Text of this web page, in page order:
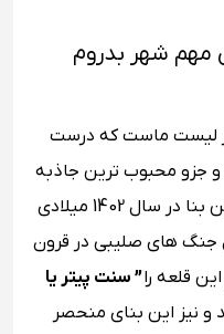
مهم شهر بدروم
لیست ماست که درست
و جزو محبوب ترین جاذبه
های این شهر می باشد و اینکه این بنا در سال 1402 میلادی
های صلیبی در قرون
قلعه را” سنت پیتر یا
و نیز این بنای منحصر